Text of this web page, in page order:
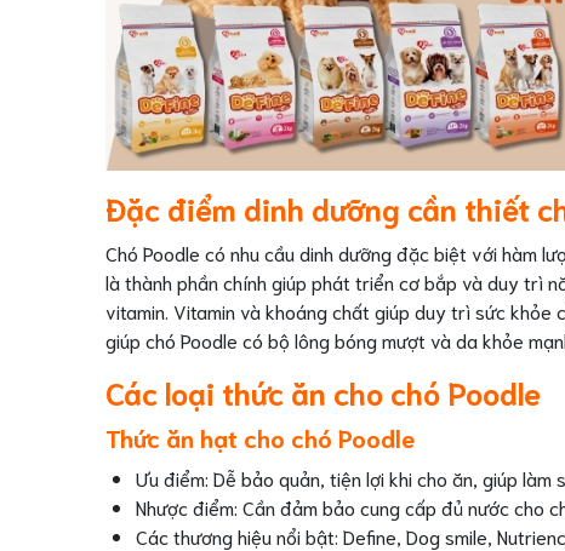
Đặc điểm dinh dưỡng cần thiết
Chó Poodle có nhu cầu dinh dưỡng đặc biệt với hàm
là thành phần chính giúp phát triển cơ bắp và duy trì
vitamin. Vitamin và khoáng chất giúp duy trì sức khỏe
giúp chó Poodle có bộ lông bóng mượt và da khỏe
Các loại thức ăn cho chó Poodle
Thức ăn hạt cho chó Poodle
Ưu điểm: Dễ bảo quản, tiện lợi khi cho ăn, giúp làm
Nhược điểm: Cần đảm bảo cung cấp đủ nước cho
Các thương hiệu nổi bật: Define, Dog smile,